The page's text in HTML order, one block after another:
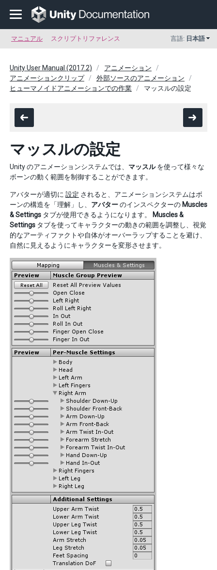
マニュアル スクリプトリファレンス 言語: 日本語
Unity User Manual (2017.2)
アニメーション
アニメーションクリップ
外部ソースのアニメーション
ヒューマノイドアニメーションでの作業
マッスルの設定
マッスルの設定
Unity のアニメーションシステムでは、 マッスルを使って様々な
ボーンの動く範囲を制御することができます。
アバターが適切に 設定 されると、アニメーションシステムはボ
ーンの構造を「理解」し、 アバターのインスペクターの Muscles
& Settings タブが使用できるようになります。
Muscles &
Settings タブを使ってキャラクターの動きの範囲を調整し、視覚
的なアーティファクトや自体がオーバーラップすることを避け、
自然に見えるようにキャラクターを変形させます。